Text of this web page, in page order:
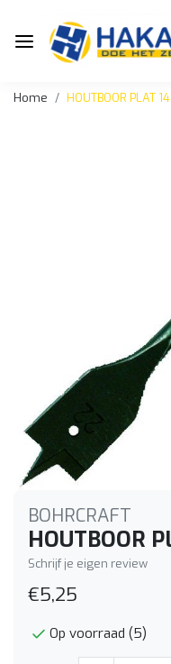
Home HOUTBOOR PLAT
BOHRCRAFT
HOUTBOOR
Schrijf je eigen review
€5,25
Op voorraad (5)